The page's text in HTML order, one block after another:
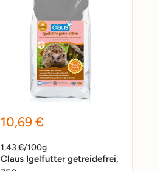
Sonderpreis
10,69 €
1,43 €/100g
Claus Igelfutter getreidefrei,